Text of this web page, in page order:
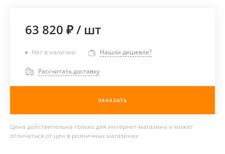
63 820 ₽/ шт
Нет в наличии Нашли дешевле?
Рассчитать доставку
ЗАКАЗАТЬ
Цена действительна только для интернет-магазина и может
отличаться от цен в розничных магазинах